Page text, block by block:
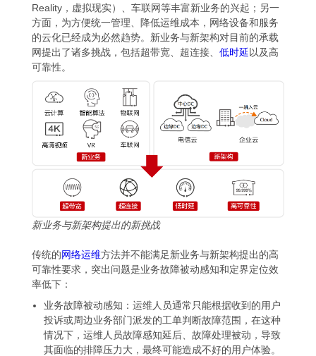
Reality，虚拟现实）、车联网等丰富新业务的兴起；另一
方面，为方便统一管理、降低运维成本，网络设备和服务
的云化已经成为必然趋势。新业务与新架构对目前的承载
网提出了诸多挑战，包括超带宽、超连接、 低时延以及高
可靠性。
新业务与新架构提出的新挑战
传统的网络运维方法并不能满足新业务与新架构提出的高
可靠性要求，突出问题是业务故障被动感知和定界定位效
率低下：
业务故障被动感知：运维人员通常只能根据收到的用户
投诉或周边业务部门派发的工单判断故障范围，在这种
情况下，运维人员故障感知延后、故障处理被动，导致
其面临的排障压力大，最终可能造成不好的用户体验。